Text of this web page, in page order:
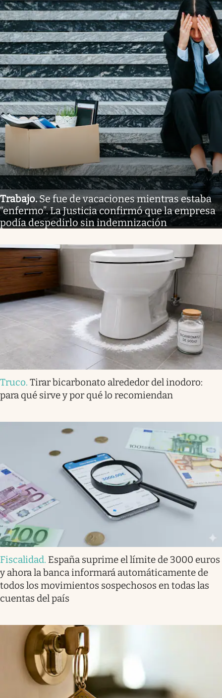
Trabajo.Se fue de vacaciones mientras estaba
“enfermo”. La Justicia confirmó que la empresa
podía despedirlo sin indemnización
Truco. Tirar bicarbonato alrededor del inodoro:
para qué sirve y por qué lo recomiendan
Fiscalidad. España suprime el límite de 3000 euros
y ahora la banca informará automáticamente de
todos los movimientos sospechosos en todas las
cuentas del país